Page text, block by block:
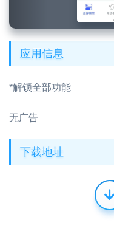
应用信息
*解锁全部功能
无广告
下载地址